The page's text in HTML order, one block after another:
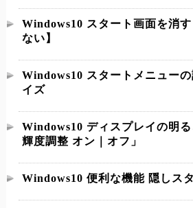
Windows10 スタート画面を消
ない】
Windows10 スタートメニュー
イズ
Windows10 ディスプレイの明
輝度調整 オン｜オフ」
Windows10 便利な機能 隠しス